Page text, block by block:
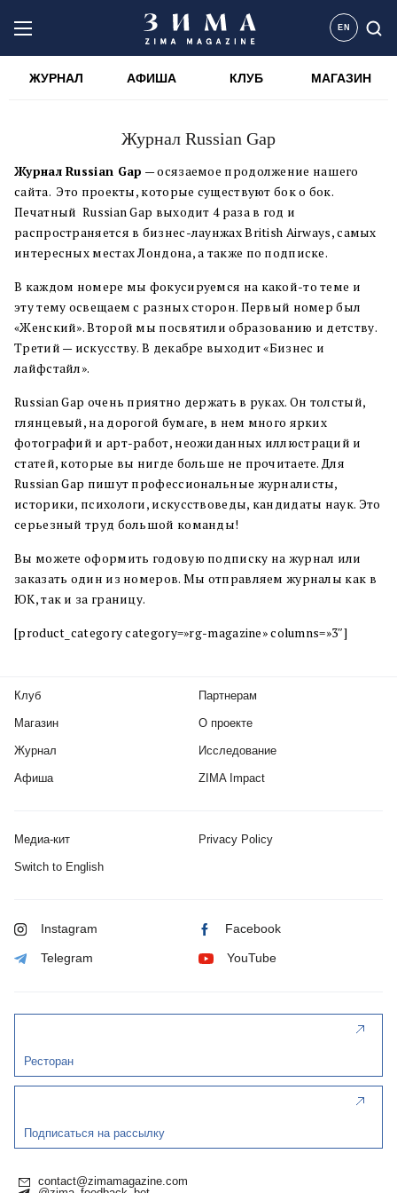
EN
ЖУРНАЛ АФИША КЛУБ МАГАЗИН
Журнал Russian Gap
Журнал Russian Gap — осязаемое продолжение нашего
сайта. Это проекты, которые существуют бок о бок.
Печатный Russian Gap выходит 4 раза в год и
распространяется в бизнес-лаунжах British Airways, самых
интересных местах Лондона, а также по подписке.
В каждом номере мы фокусируемся на какой-то теме и
эту тему освещаем с разных сторон. Первый номер был
«Женский». Второй мы посвятили образованию и детству.
Третий — искусству. В декабре выходит «Бизнес и
лайфстайл».
Russian Gap очень приятно держать в руках. Он толстый,
глянцевый, на дорогой бумаге, в нем много ярких
фотографий и арт-работ, неожиданных иллюстраций и
статей, которые вы нигде больше не прочитаете. Для
Russian Gap пишут профессиональные журналисты,
историки, психологи, искусствоведы, кандидаты наук. Это
серьезный труд большой команды!
Вы можете оформить годовую подписку на журнал или
заказать один из номеров. Мы отправляем журналы как в
ЮК, так и за границу.
[product_category category=»rg-magazine» columns=»3″]
Клуб
Магазин
Журнал
Афиша
Партнерам
О проекте
Исследование
ZIMA Impact
Медиа-кит Privacy Policy
Switch to English
Instagram Facebook
Telegram YouTube
Ресторан
Подписаться на рассылку
contact@zimamagazine.com